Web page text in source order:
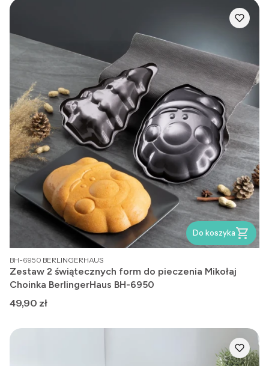
Do koszyka
BH-6950 PRODUCENT
BERLINGERHAUS
Zestaw 2 świątecznych form do pieczenia Mikołaj
Choinka BerlingerHaus BH-6950
Cena
49,90 zł